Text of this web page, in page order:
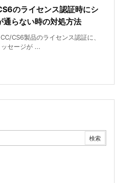
のライセンス認証時にシ
通らない時の対処方法
CS6製品のライセンス認証に、
セージが ...